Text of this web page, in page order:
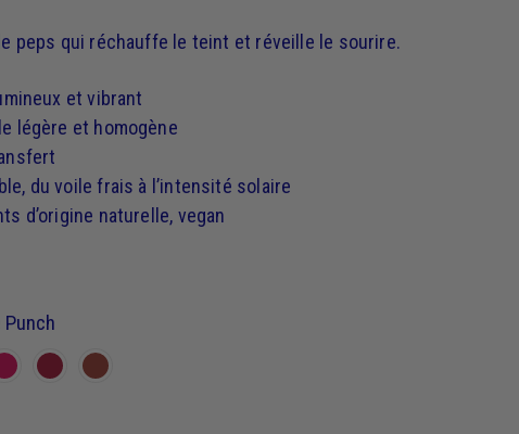
peps qui réchauffe le teint et réveille le sourire.
et vibrant
légère et homogène
du voile frais à l’intensité solaire
d’origine naturelle, vegan
Punch